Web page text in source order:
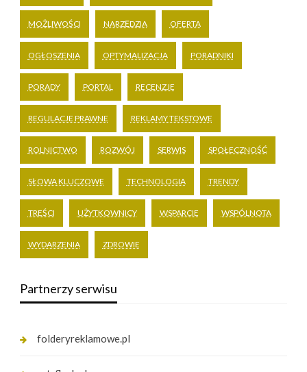
MOŻLIWOŚCI NARZĘDZIA OFERTA
OGŁOSZENIA OPTYMALIZACJA PORADNIKI
PORADY PORTAL RECENZJE
REGULACJE PRAWNE REKLAMY TEKSTOWE
ROLNICTWO ROZWÓJ SERWIS SPOŁECZNOŚĆ
SŁOWA KLUCZOWE TECHNOLOGIA TRENDY
TREŚCI UŻYTKOWNICY WSPARCIE WSPÓLNOTA
WYDARZENIA ZDROWIE
Partnerzy serwisu
folderyreklamowe.pl